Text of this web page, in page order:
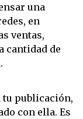
una
en
ventas,
cantidad de
tu publicación,
con ella. Es